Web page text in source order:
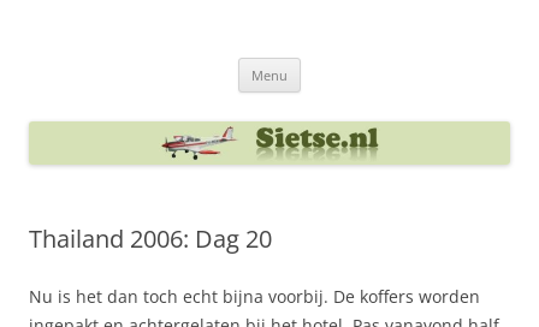
Menu
Thailand 2006: Dag 20
Nu is het dan toch echt bijna voorbij. De koffers worden